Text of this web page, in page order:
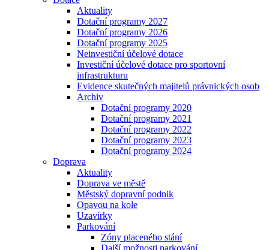
Aktuality
Dotační programy 2027
Dotační programy 2026
Dotační programy 2025
Neinvestiční účelové dotace
Investiční účelové dotace pro sportovní
infrastrukturu
Evidence skutečných majitelů právnických osob
Archiv
Dotační programy 2020
Dotační programy 2021
Dotační programy 2022
Dotační programy 2023
Dotační programy 2024
Doprava
Aktuality
Doprava ve městě
Městský dopravní podnik
Opavou na kole
Uzavírky
Parkování
Zóny placeného stání